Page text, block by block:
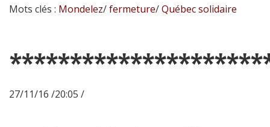
Mots clés : Mondelez/fermeture/Québec solidaire
27/11/16 /20:05 /